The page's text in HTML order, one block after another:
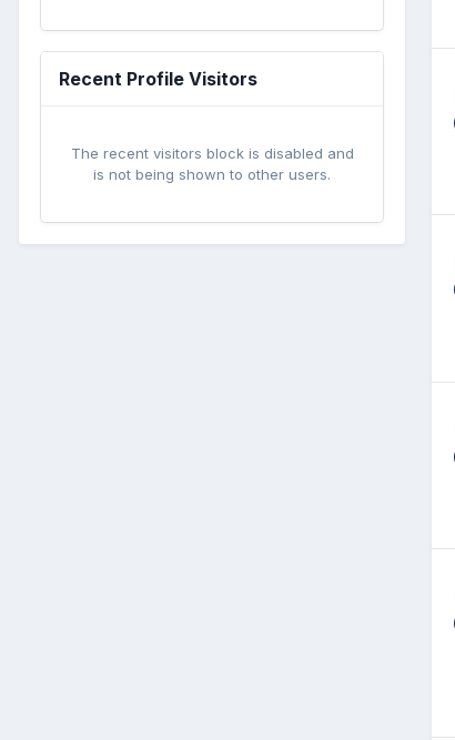
Recent Profile Visitors
The recent visitors block is disabled and
is not being shown to other users.